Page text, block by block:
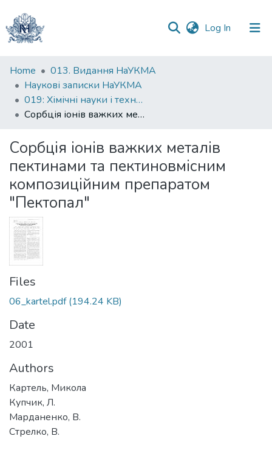
Log In (current)
Communities
&
Collections
All of DSpace
Statistics
Home
013. Видання НаУКМА
Наукові записки НаУКМА
019: Хімічні науки і технології
Сорбція іонів важких металів пектинами та пектиновмісним композиційним препаратом "Пектопал"
Сорбція іонів важких металів
пектинами та пектиновмісним
композиційним препаратом
"Пектопал"
Files
06_kartel.pdf(194.24 KB)
Date
2001
Authors
Картель, Микола
Купчик, Л.
Марданенко, В.
Стрелко, В.